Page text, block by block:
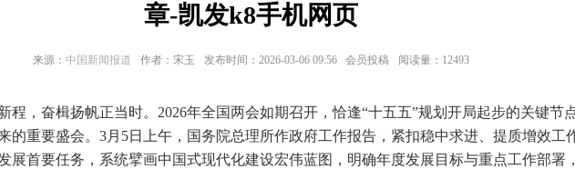
章-凯发k8手机网页
来源： 中国新闻报道 作者：宋玉 发布时间：2026-03-06 09:56 会员投稿 阅读量：12493
程，奋楫扬帆正当时。2026年全国两会如期召开，恰逢“十五五”规划开局起步的关键节
的重要盛会。3月5日上午，国务院总理所作政府工作报告，紧扣稳中求进、提质增效工
展首要任务，系统擘画中国式现代化建设宏伟蓝图，明确年度发展目标与重点工作部署